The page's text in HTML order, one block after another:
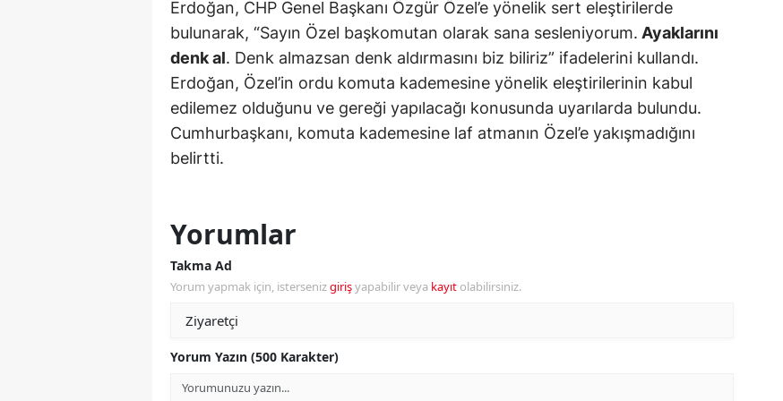
Yalova
Kilis
Osmaniye
Erdoğan, CHP Genel Başkanı Özgür Özel’e yönelik sert eleştirilerde
bulunarak, “Sayın Özel başkomutan olarak sana sesleniyorum. Ayaklarını
denk al. Denk almazsan denk aldırmasını biz biliriz” ifadelerini kullandı.
Erdoğan, Özel’in ordu komuta kademesine yönelik eleştirilerinin kabul
edilemez olduğunu ve gereği yapılacağı konusunda uyarılarda bulundu.
Cumhurbaşkanı, komuta kademesine laf atmanın Özel’e yakışmadığını
belirtti.
Yorumlar
Takma Ad
Yorum yapmak için, istersenizgirişyapabilir veya kayıt olabilirsiniz.
Yorum Yazın (500 Karakter)